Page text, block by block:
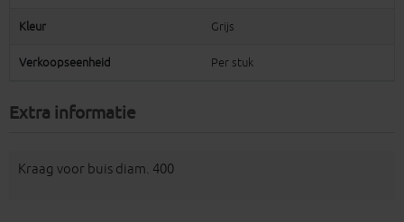
Kleur Grijs
Verkoopseenheid Per stuk
Extra informatie
Kraag voor buis diam. 400